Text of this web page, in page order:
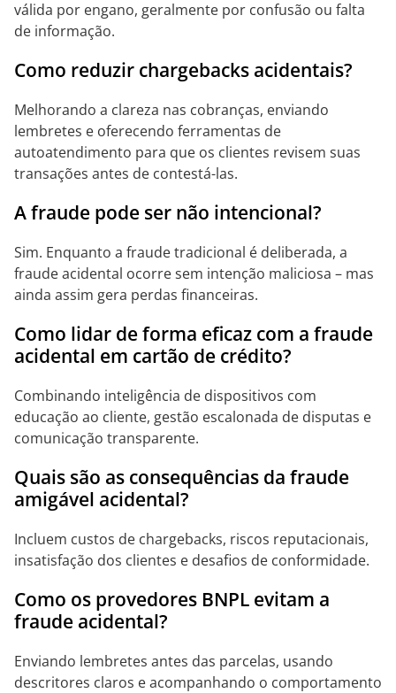
válida por engano, geralmente por confusão ou falta
de informação.
Como reduzir chargebacks acidentais?
Melhorando a clareza nas cobranças, enviando
lembretes e oferecendo ferramentas de
autoatendimento para que os clientes revisem suas
transações antes de contestá-las.
A fraude pode ser não intencional?
Sim. Enquanto a fraude tradicional é deliberada, a
fraude acidental ocorre sem intenção maliciosa – mas
ainda assim gera perdas financeiras.
Como lidar de forma eficaz com a fraude
acidental em cartão de crédito?
Combinando inteligência de dispositivos com
educação ao cliente, gestão escalonada de disputas e
comunicação transparente.
Quais são as consequências da fraude
amigável acidental?
Incluem custos de chargebacks, riscos reputacionais,
insatisfação dos clientes e desafios de conformidade.
Como os provedores BNPL evitam a
fraude acidental?
Enviando lembretes antes das parcelas, usando
descritores claros e acompanhando o comportamento